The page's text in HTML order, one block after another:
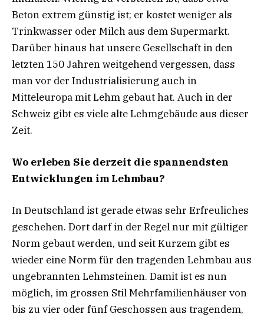
Beton extrem günstig ist; er kostet weniger als
Trinkwasser oder Milch aus dem Supermarkt.
Darüber hinaus hat unsere Gesellschaft in den
letzten 150 Jahren weitgehend vergessen, dass
man vor der Industrialisierung auch in
Mitteleuropa mit Lehm gebaut hat. Auch in der
Schweiz gibt es viele alte Lehmgebäude aus dieser
Zeit.
Wo erleben Sie derzeit die spannendsten
Entwicklungen im Lehmbau?
In Deutschland ist gerade etwas sehr Erfreuliches
geschehen. Dort darf in der Regel nur mit gültiger
Norm gebaut werden, und seit Kurzem gibt es
wieder eine Norm für den tragenden Lehmbau aus
ungebrannten Lehmsteinen. Damit ist es nun
möglich, im grossen Stil Mehrfamilienhäuser von
bis zu vier oder fünf Geschossen aus tragendem,